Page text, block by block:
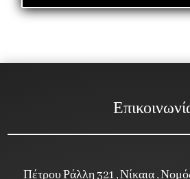
Πέτρου Ράλλη 321 , Νίκαια ,